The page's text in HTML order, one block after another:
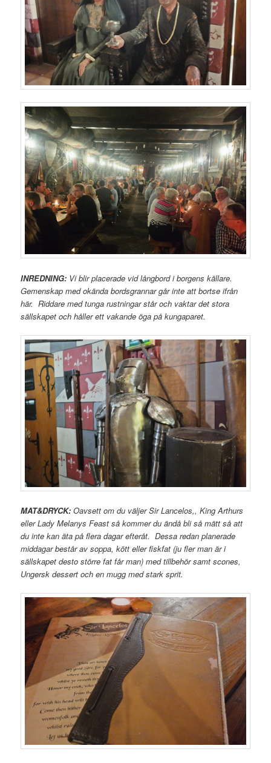
INREDNING: Vi blir placerade vid långbord i borgens källare.
Gemenskap med okända bordsgrannar går inte att bortse ifrån
här. Riddare med tunga rustningar står och vaktar det stora
sällskapet och håller ett vakande öga på kungaparet.
MAT&DRYCK: Oavsett om du väljer Sir Lancelos,, King Arthurs
eller Lady Melanys Feast så kommer du ändå bli så mätt så att
du inte kan äta på flera dagar efteråt. Dessa redan planerade
middagar består av soppa, kött eller fiskfat (ju fler man är i
sällskapet desto större fat får man) med tillbehör samt scones,
Ungersk dessert och en mugg med stark sprit.